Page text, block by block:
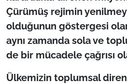
Çürümüş rejimin
olduğunun göstergesi
aynı zamanda sola ve
de bir mücadele çağrısı
Ülkemizin toplumsal
ÇANAKKALE
TÜRKİYE